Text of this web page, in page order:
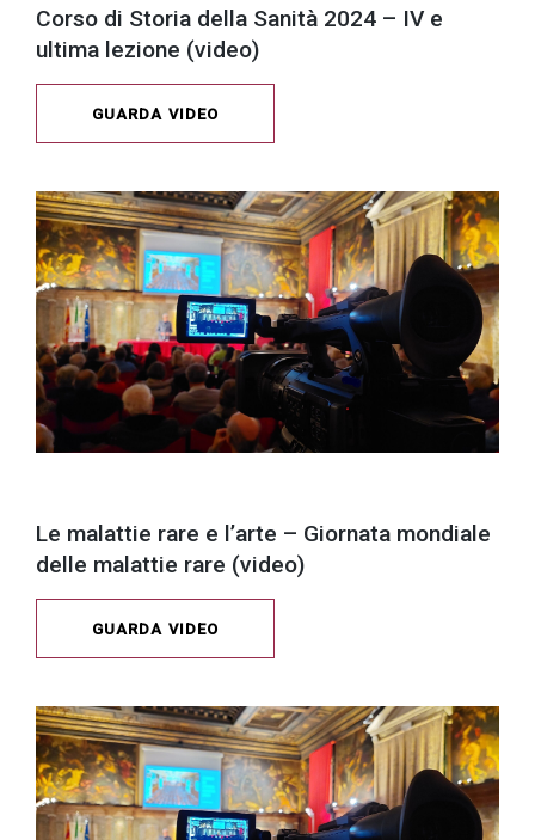
Corso di Storia della Sanità 2024 – IV e
ultima lezione (video)
GUARDA VIDEO
Le malattie rare e l’arte – Giornata mondiale
delle malattie rare (video)
GUARDA VIDEO